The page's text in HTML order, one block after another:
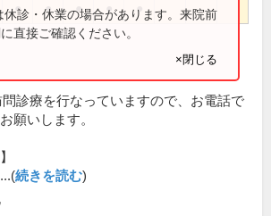
● ● ● ● ●
休診・休業の場合があります。来院前
直接ご確認ください。
×閉じる
問診療を行なっていますので、お電話で
願いします。
続きを読む)